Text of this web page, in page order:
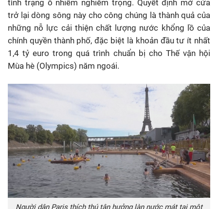
tình trạng ô nhiễm nghiêm trọng. Quyết định mở cửa
trở lại dòng sông này cho công chúng là thành quả của
những nỗ lực cải thiện chất lượng nước khổng lồ của
chính quyền thành phố, đặc biệt là khoản đầu tư ít nhất
1,4 tỷ euro trong quá trình chuẩn bị cho Thế vận hội
Mùa hè (Olympics) năm ngoái.
Người dân Paris thích thú tận hưởng làn nước mát tại một